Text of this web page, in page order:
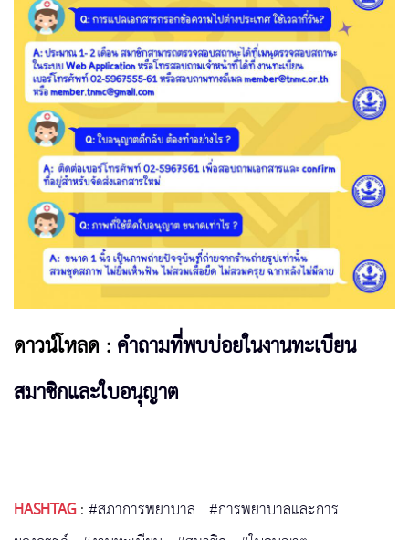
ดาวน์โหลด :คำถามที่พบบ่อยในงานทะเบียน
สมาชิกและใบอนุญาต
HASHTAG:#สภาการพยาบาล #การพยาบาลและการ